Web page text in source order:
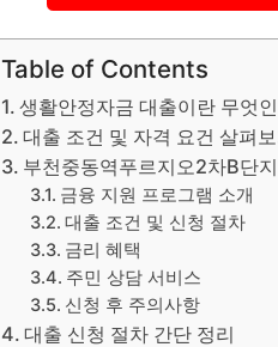
Table of Contents
생활안정자금 대출이란 무엇
대출 조건 및 자격 요건 살펴
부천중동역푸르지오2차B단
금융 지원 프로그램 소개
대출 조건 및 신청 절차
금리 혜택
주민 상담 서비스
신청 후 주의사항
대출 신청 절차 간단 정리